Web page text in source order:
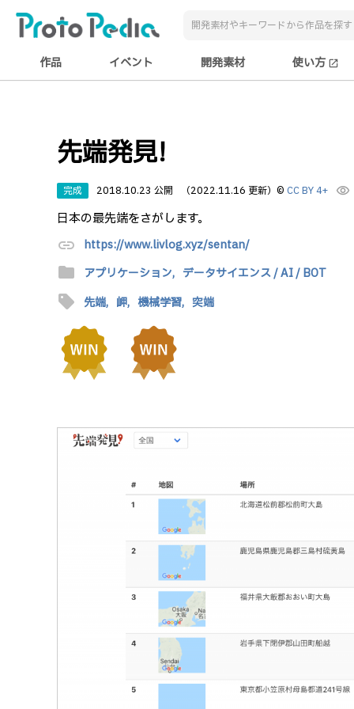
作品 イベント 開発素材 使い方 open_in_new
先端発見!
完成 2018.10.23 公開 （2022.11.16 更新） © CC BY 4+ visibility
日本の最先端をさがします。
link https://www.livlog.xyz/sentan/
folder アプリケーション, データサイエンス / AI / BOT
sell 先端, 岬, 機械学習, 突端